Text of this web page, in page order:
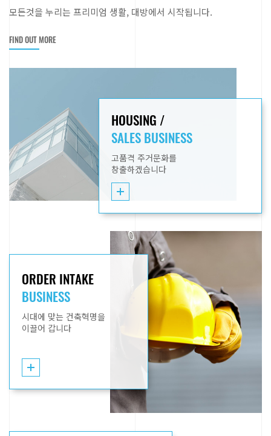
모든것을 누리는 프리미엄 생활, 대방에서 시작됩니다.
FIND OUT MORE
HOUSING /
SALES BUSINESS
고품격 주거문화를
창출하겠습니다
ORDER INTAKE
BUSINESS
시대에 맞는 건축혁명을
이끌어 갑니다